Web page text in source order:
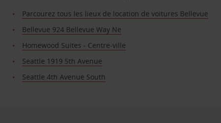
Parcourez tous les lieux de location de voitures Bellevue
Bellevue 924 Bellevue Way Ne
Homewood Suites - Centre-ville
Seattle 1919 5th Avenue
Seattle 4th Avenue South